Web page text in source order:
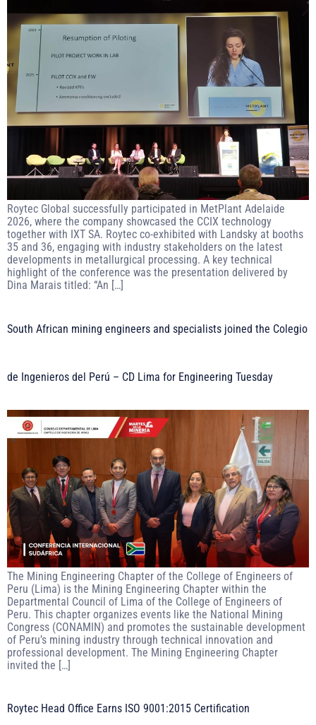
Roytec Global successfully participated in MetPlant Adelaide
2026, where the company showcased the CCIX technology
together with IXT SA. Roytec co-exhibited with Landsky at booths
35 and 36, engaging with industry stakeholders on the latest
developments in metallurgical processing. A key technical
highlight of the conference was the presentation delivered by
Dina Marais titled: “An […]
South African mining engineers and specialists joined the Colegio
de Ingenieros del Perú – CD Lima for Engineering Tuesday
The Mining Engineering Chapter of the College of Engineers of
Peru (Lima) is the Mining Engineering Chapter within the
Departmental Council of Lima of the College of Engineers of
Peru. This chapter organizes events like the National Mining
Congress (CONAMIN) and promotes the sustainable development
of Peru’s mining industry through technical innovation and
professional development. The Mining Engineering Chapter
invited the […]
Roytec Head Office Earns ISO 9001:2015 Certification